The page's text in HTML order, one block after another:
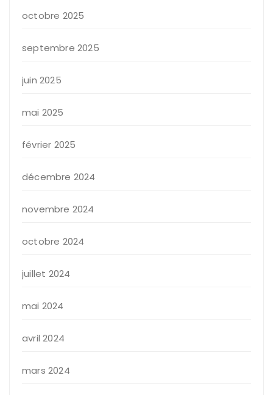
octobre 2025
septembre 2025
juin 2025
mai 2025
février 2025
décembre 2024
novembre 2024
octobre 2024
juillet 2024
mai 2024
avril 2024
mars 2024